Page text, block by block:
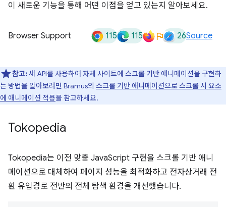
이 새로운 기능을 통해 어떤 이점을 얻고 있는지 알아보세요.
Browser Support 115 115 26Source
참고:새 API를 사용하여 자체 사이트에 스크롤 기반 애니메이션을 구현하
는 방법을 알아보려면 Bramus의 스크롤 기반 애니메이션으로 스크롤 시 요소
에 애니메이션 적용을 참고하세요.
Tokopedia
Tokopedia는 이전 맞춤 JavaScript 구현을 스크롤 기반 애니
메이션으로 대체하여 페이지 성능을 최적화하고 전자상거래 전
환 유입경로 전반의 전체 탐색 환경을 개선했습니다.